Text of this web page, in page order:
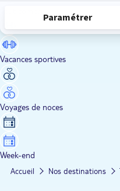
Vacances sportives
Voyages de noces
Week-end
Accueil Nos destinations